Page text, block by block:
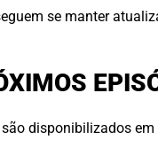
se manter
disponibilizados em